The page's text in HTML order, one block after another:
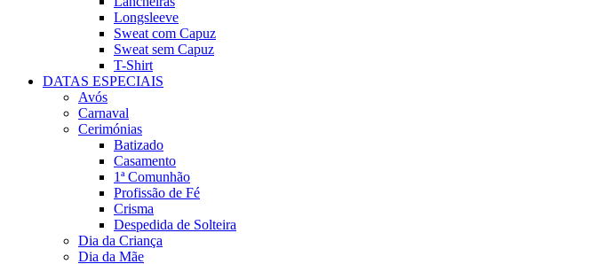
Longsleeve
Sweat com Capuz
Sweat sem Capuz
T-Shirt
DATAS ESPECIAIS
Avós
Carnaval
Cerimónias
Batizado
Casamento
1ª Comunhão
Profissão de Fé
Crisma
Despedida de Solteira
Dia da Criança
Dia da Mãe